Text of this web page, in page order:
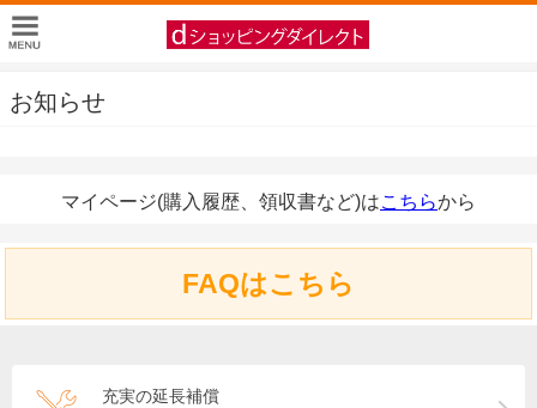
お知らせ
マイページ(購入履歴、領収書など)はこちらから
FAQはこちら
充実の延長補償